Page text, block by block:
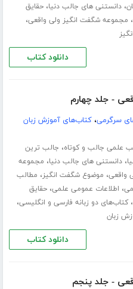
،دانستنی های جالب دنیا،حقایق
، مجموعه شگفت انگیز ولی واقعی،
دانلود کتاب
- جلد چهارم
سرگرمی،کتاب‌های آموزش زبان
علمی جالب و کوتاه، جالب ترین
،دانستنی های جالب دنیا، مجموعه
واقعی، موضوع شگفت انگیز، مطالب
، اطلاعات عمومی علمی،حقایق
،کتاب‌های دو زبانه فارسی و انگلیسی،
زبان
دانلود کتاب
- جلد پنجم